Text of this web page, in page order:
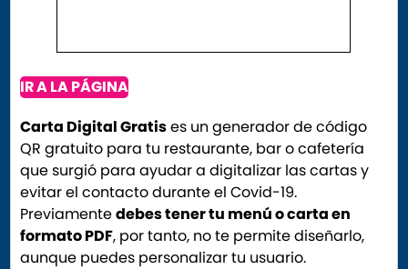
IR A LA PÁGINA
Carta Digital Gratises un generador de código
QR gratuito para tu restaurante, bar o cafetería
que surgió para ayudar a digitalizar las cartas y
evitar el contacto durante el Covid-19.
Previamentedebes tener tu menú o carta en
formato PDF, por tanto, no te permite diseñarlo,
aunque puedes personalizar tu usuario.